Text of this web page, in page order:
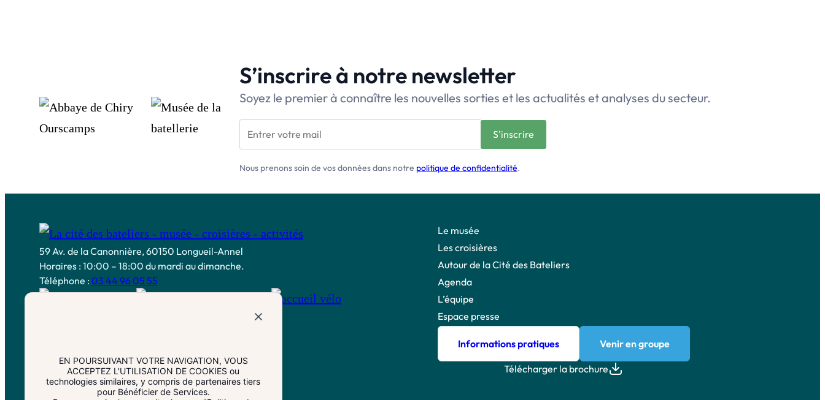
S’inscrire à notre newsletter
Soyez le premier à connaître les nouvelles sorties et les actualités et analyses du secteur.
Nous prenons soin de vos données dans notre politique de confidentialité.
59 Av. de la Canonnière, 60150 Longueil-Annel
Horaires : 10:00 – 18:00 du mardi au dimanche.
Téléphone :03 44 96 05 55
Le musée
Les croisières
Autour de la Cité des Bateliers
Agenda
L’équipe
Espace presse
Informations pratiques Venir en groupe
Télécharger la brochure
EN POURSUIVANT VOTRE NAVIGATION, VOUS
ACCEPTEZ L'UTILISATION DE COOKIES ou
technologies similaires, y compris de partenaires tiers
pour Bénéficier de Services.